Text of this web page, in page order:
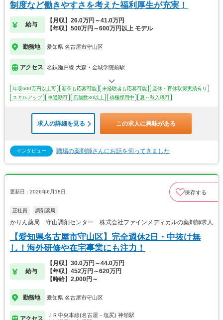
制度など働きやすさを考えた福利厚生が充実！
給与
【月収】26.0万円～41.0万円
【年収】500万円～600万円以上 モデル
勤務地 愛知県 名古屋市守山区
アクセス 名鉄瀬戸線 大森・金城学院前駅
年収600万円以上可 新卒も応募可能 未経験者も応募可能
産休・育休取得実績有り
スキルアップ
車通勤可 店舗数30以上 積極採用中 夏～秋入職可
求人の詳細を見る この求人に興味がある
インタビュー 職場の薬剤師さんにお話を伺ってきました
更新日：2026年6月18日 保存する
正社員 調剤薬局
かりん薬局 守山調剤センター 株式会社ファインメディカルの薬剤師求人
【愛知県名古屋市守山区】完全週休2日・中抜け無
し！海外研修や在宅事業にも注力！
給与
【月収】30.0万円～44.0万円
【年収】452万円～620万円
【時給】2,000円～
勤務地 愛知県 名古屋市守山区
ＪＲ中央本線(名古屋－塩尻) 神領駅